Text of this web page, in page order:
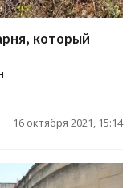
который
16 октября 2021, 15:14